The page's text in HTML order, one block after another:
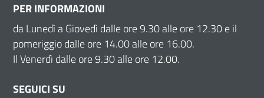
PER INFORMAZIONI
da Lunedì a Giovedì dalle ore 9.30 alle ore 12.30 e il
pomeriggio dalle ore 14.00 alle ore 16.00.
Il Venerdì dalle ore 9.30 alle ore 12.00.
SEGUICI SU